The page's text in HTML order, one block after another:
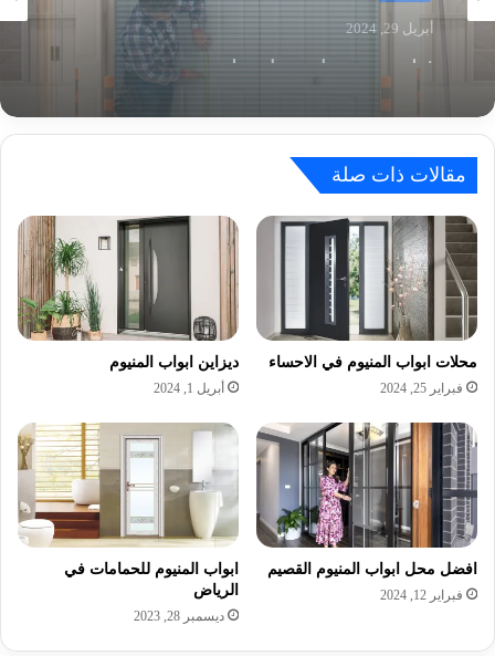
أبريل 17, 2024
مقالات ذات صلة
محلات ابواب المنيوم في الاحساء
فبراير 25, 2024
ديزاين ابواب المنيوم
أبريل 1, 2024
افضل محل ابواب المنيوم القصيم
فبراير 12, 2024
ابواب المنيوم للحمامات في
الرياض
ديسمبر 28, 2023